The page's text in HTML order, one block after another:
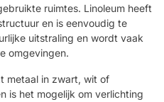
ruimtes. Linoleum heeft
en is eenvoudig te
uitstraling en wordt vaak
omgevingen.
metaal in zwart, wit of
is het mogelijk om verlichting